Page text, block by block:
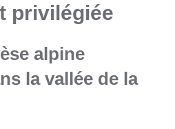
privilégiée
alpine
la vallée de la